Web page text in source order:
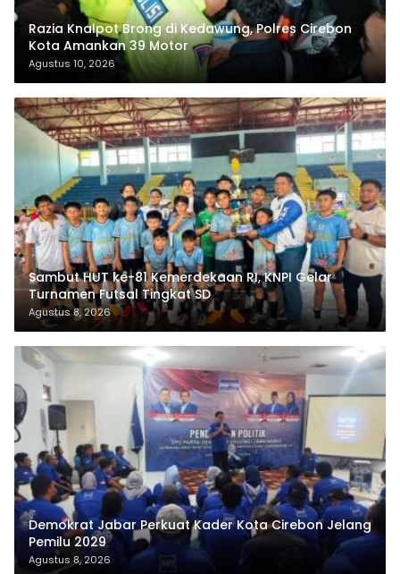
Razia Knalpot Brong di Kedawung, Polres Cirebon
Kota Amankan 39 Motor
Agustus 10, 2026
Sambut HUT ke-81 Kemerdekaan RI, KNPI Gelar
Turnamen Futsal Tingkat SD
Agustus 8, 2026
Demokrat Jabar Perkuat Kader Kota Cirebon Jelang
Pemilu 2029
Agustus 8, 2026